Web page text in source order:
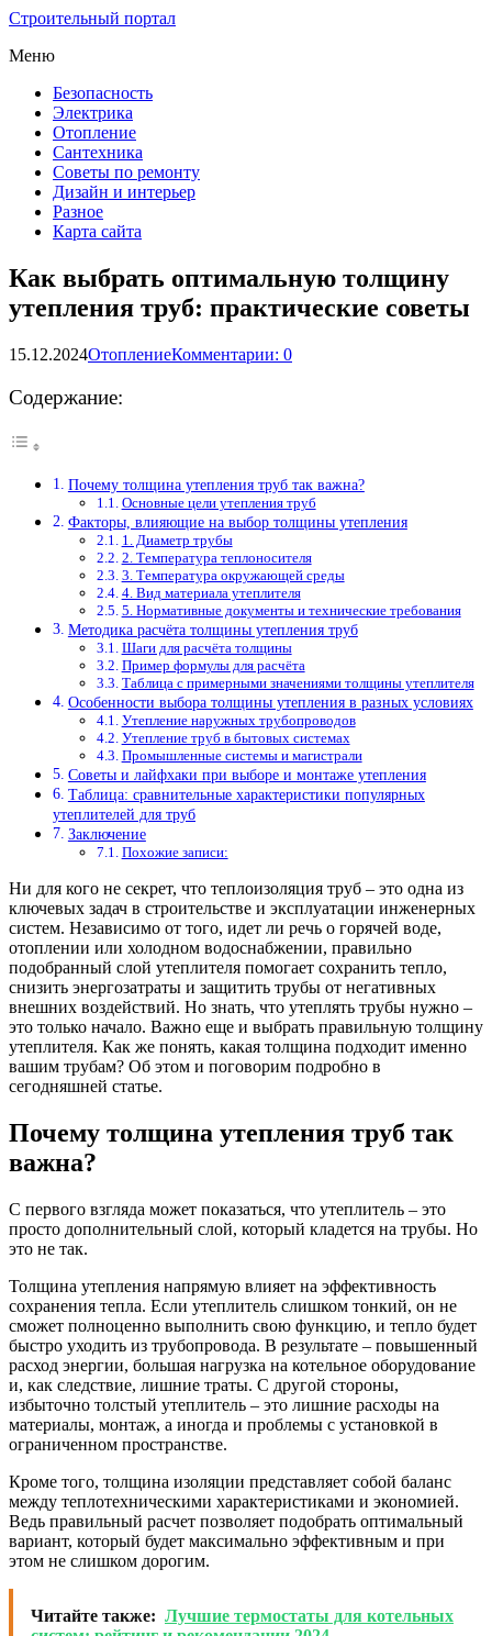
Строительный портал
Меню
Безопасность
Электрика
Отопление
Сантехника
Советы по ремонту
Дизайн и интерьер
Разное
Карта сайта
Как выбрать оптимальную толщину
утепления труб: практические советы
15.12.2024ОтоплениеКомментарии: 0
Содержание:
Почему толщина утепления труб так важна?
Основные цели утепления труб
Факторы, влияющие на выбор толщины утепления
1. Диаметр трубы
2. Температура теплоносителя
3. Температура окружающей среды
4. Вид материала утеплителя
5. Нормативные документы и технические требования
Методика расчёта толщины утепления труб
Шаги для расчёта толщины
Пример формулы для расчёта
Таблица с примерными значениями толщины утеплителя
Особенности выбора толщины утепления в разных условиях
Утепление наружных трубопроводов
Утепление труб в бытовых системах
Промышленные системы и магистрали
Советы и лайфхаки при выборе и монтаже утепления
Таблица: сравнительные характеристики популярных
утеплителей для труб
Заключение
Похожие записи:
Ни для кого не секрет, что теплоизоляция труб – это одна из
ключевых задач в строительстве и эксплуатации инженерных
систем. Независимо от того, идет ли речь о горячей воде,
отоплении или холодном водоснабжении, правильно
подобранный слой утеплителя помогает сохранить тепло,
снизить энергозатраты и защитить трубы от негативных
внешних воздействий. Но знать, что утеплять трубы нужно –
это только начало. Важно еще и выбрать правильную толщину
утеплителя. Как же понять, какая толщина подходит именно
вашим трубам? Об этом и поговорим подробно в
сегодняшней статье.
Почему толщина утепления труб так
важна?
С первого взгляда может показаться, что утеплитель – это
просто дополнительный слой, который кладется на трубы. Но
это не так.
Толщина утепления напрямую влияет на эффективность
сохранения тепла. Если утеплитель слишком тонкий, он не
сможет полноценно выполнить свою функцию, и тепло будет
быстро уходить из трубопровода. В результате – повышенный
расход энергии, большая нагрузка на котельное оборудование
и, как следствие, лишние траты. С другой стороны,
избыточно толстый утеплитель – это лишние расходы на
материалы, монтаж, а иногда и проблемы с установкой в
ограниченном пространстве.
Кроме того, толщина изоляции представляет собой баланс
между теплотехническими характеристиками и экономией.
Ведь правильный расчет позволяет подобрать оптимальный
вариант, который будет максимально эффективным и при
этом не слишком дорогим.
Читайте также: Лучшие термостаты для котельных